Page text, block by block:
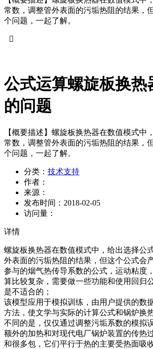
常数，调整管外表面的污垢热阻的结果，
个问题，一起了解。

公式运算螺旋板换热
的问题
【概要描述】 螺旋板换热器在数值模式中
常数，调整管外表面的污垢热阻的结果，
个问题，一起了解。
分类： 技术支持
作者：
来源：
发布时间： 2018-02-05
访问量：
详情
螺旋板换热器在数值模式中，给出选择公
外表面的污垢热阻的结果，但这个公式会
参与的烟气热传导系数的公式，运动粘度
算比较复杂，需要做一些功能和使用回归
是不适合的；
该模型应用于模拟训练，由用户提供的数
方法，使文学与实际的计算公式和锅炉换
不同的是，仅仅通过调整污垢系数的模拟
额外的加热和对现代电厂锅炉装置的传热
和很多包，它们平行于热的主要受热面吸